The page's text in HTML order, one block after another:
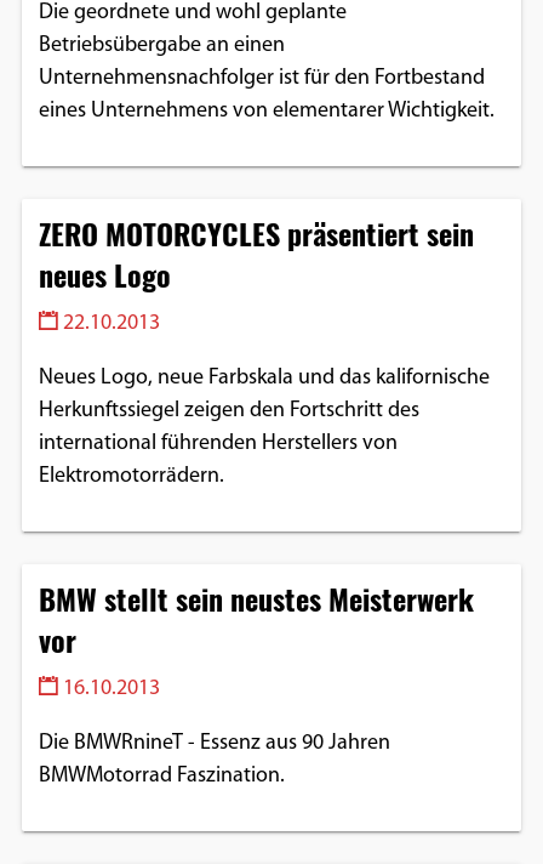
Die geordnete und wohl geplante
Betriebsübergabe an einen
Unternehmensnachfolger ist für den Fortbestand
eines Unternehmens von elementarer Wichtigkeit.
ZERO MOTORCYCLES präsentiert sein
neues Logo
22.10.2013
Neues Logo, neue Farbskala und das kalifornische
Herkunftssiegel zeigen den Fortschritt des
international führenden Herstellers von
Elektromotorrädern.
BMW stellt sein neustes Meisterwerk
vor
16.10.2013
Die BMWRnineT - Essenz aus 90 Jahren
BMWMotorrad Faszination.